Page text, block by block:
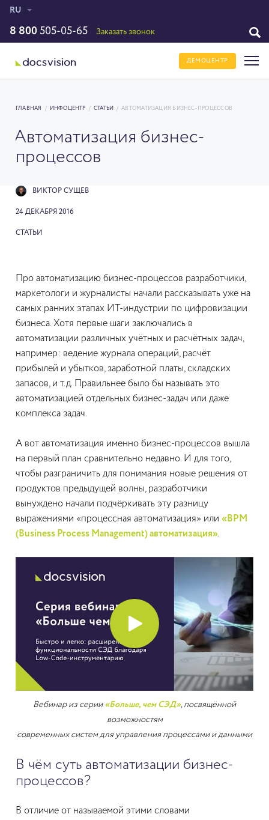
RU
8 800 505-05-65 Заказать звонок
ДЕМОЦЕНТР
ГЛАВНАЯ / ИНФОЦЕНТР / СТАТЬИ / АВТОМАТИЗАЦИЯ БИЗНЕС-ПРОЦЕССОВ
Автоматизация бизнес-
процессов
ВИКТОР СУЩЕВ
24 ДЕКАБРЯ 2016
СТАТЬИ
Про автоматизацию бизнес-процессов разработчики,
маркетологи и журналисты начали рассказывать уже на
самых ранних этапах ИТ-индустрии по цифровизации
бизнеса. Хотя первые шаги заключались в
автоматизации различных учётных и расчётных задач,
например: ведение журнала операций, расчёт
прибылей и убытков, заработной платы, складских
запасов, и т.д. Правильнее было бы называть это
автоматизацией отдельных бизнес-задач или даже
комплекса задач.
А вот автоматизация именно бизнес-процессов вышла
на первый план сравнительно недавно. И для того,
чтобы разграничить для понимания новые решения от
продуктов предыдущей волны, разработчики
вынуждено начали подчёркивать эту разницу
выражениями «процессная автоматизация» или «BPM
(Business Process Management) автоматизация».
Вебинар из серии «Больше, чем СЭД», посвящённой
возможностям
современных систем для управления процессами и данными
В чём суть автоматизации бизнес-
процессов?
В отличие от называемой этими словами